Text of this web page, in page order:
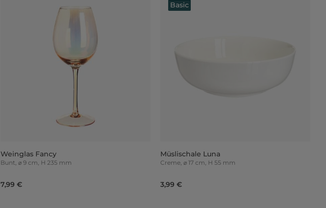
Weinglas Fancy
Bunt, ⌀ 9 cm, H 235 mm
7,99 €
Müslischale Luna
Creme, ⌀ 17 cm, H 55 mm
3,99 €
Basic